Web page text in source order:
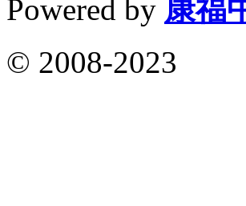
Powered by 康福
© 2008-2023